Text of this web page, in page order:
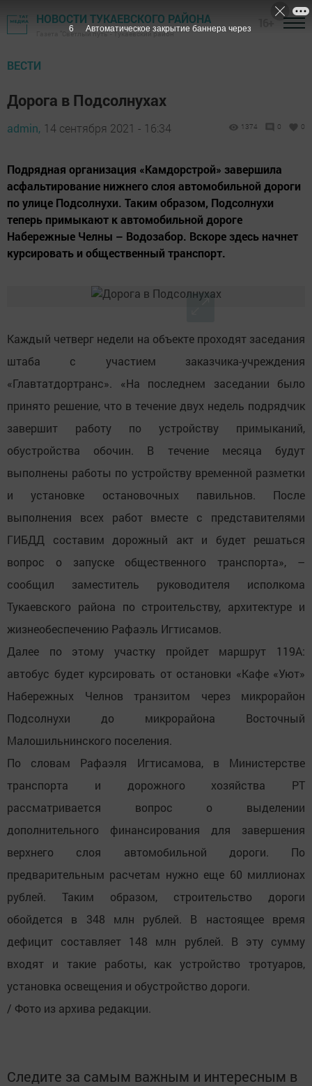
НОВОСТИ ТУКАЕВСКОГО РАЙОНА
Газета "Светлый путь" - Тукаевский район
ВЕСТИ
Дорога в Подсолнухах
admin, 14 сентября 2021 - 16:34 1374 0 0
Подрядная организация «Камдорстрой» завершила
асфальтирование нижнего слоя автомобильной дороги
по улице Подсолнухи. Таким образом, Подсолнухи
теперь примыкают к автомобильной дороге
Набережные Челны – Водозабор. Вскоре здесь начнет
курсировать и общественный транспорт.
Каждый четверг недели на объекте проходят заседания
штаба с участием заказчика-учреждения
«Главтатдортранс». «На последнем заседании было
принято решение, что в течение двух недель подрядчик
завершит работу по устройству примыканий,
обустройства обочин. В течение месяца будут
выполнены работы по устройству временной разметки
и установке остановочных павильнов. После
выполнения всех работ вместе с представителями
ГИБДД составим дорожный акт и будет решаться
вопрос о запуске общественного транспорта», –
сообщил заместитель руководителя исполкома
Тукаевского района по строительству, архитектуре и
жизнеобеспечению Рафаэль Игтисамов.
Далее по этому участку пройдет маршрут 119А:
автобус будет курсировать от остановки «Кафе «Уют»
Набережных Челнов транзитом через микрорайон
Подсолнухи до микрорайона Восточный
Малошильнинского поселения.
По словам Рафаэля Игтисамова, в Министерстве
транспорта и дорожного хозяйства РТ
рассматривается вопрос о выделении
дополнительного финансирования для завершения
верхнего слоя автомобильной дороги. По
предварительным расчетам нужно еще 60 миллионах
рублей. Таким образом, строительство дороги
обойдется в 348 млн рублей. В настоящее время
дефицит составляет 148 млн рублей. В эту сумму
входят и такие работы, как устройство тротуаров,
установка освещения и обустройство дороги.
/ Фото из архива редакции.
Следите за самым важным и интересным в
5 Автоматическое закрытие баннера через